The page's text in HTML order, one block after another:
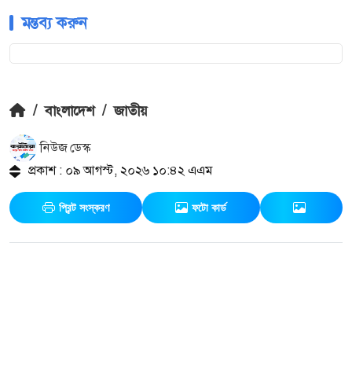
মন্তব্য করুন
/ বাংলাদেশ / জাতীয়
নিউজ ডেস্ক
প্রকাশ : ০৯ আগস্ট, ২০২৬ ১০:৪২ এএম
প্রিন্ট সংস্করণ ফটো কার্ড